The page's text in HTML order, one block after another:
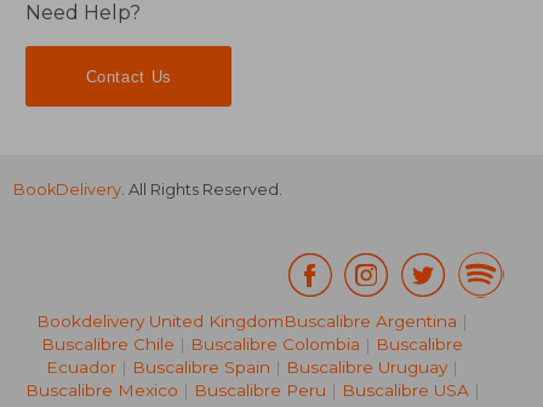
Need Help?
Contact Us
BookDelivery. All Rights Reserved.
Bookdelivery United KingdomBuscalibre Argentina |
Buscalibre Chile | Buscalibre Colombia | Buscalibre
Ecuador | Buscalibre Spain | Buscalibre Uruguay |
Buscalibre Mexico | Buscalibre Peru | Buscalibre USA |